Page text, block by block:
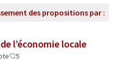
des propositions par :
l’économie locale
5